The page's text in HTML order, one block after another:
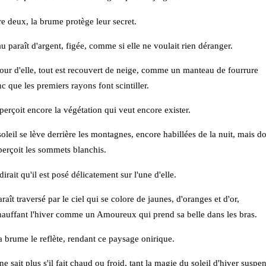
deux, la brume​​‌‌​​​‌‌​‌‌​‌‌​‌​‌‌​‌​‌‌​​‌‌​​‌‌​‌‌‌​‌​​​‌‌​‌​​‌​‌‌‌‌​​​​‌‌​​‌​‌​‌‌​​​‌‌​​‌‌​​​​​​‌‌​​​​​​‌‌​​​​​​‌‌​​​​​​‌‌​​​​​​‌‌​‌‌‌​‌‌​‌‌​‌​‌‌‌​‌​​​‌‌‌​​‌​​‌‌​‌​‌‌​‌‌​​​‌​​‌‌‌‌​​​​​‌‌​‌‌​​‌‌​​​‌​​‌‌‌​​​‌​‌‌‌‌​​​ protège leur secret.​​‌‌​​​‌‌​‌‌​‌‌​‌​‌‌​‌​‌‌​​‌‌​​‌‌​‌‌‌​‌​​​‌‌​‌​​‌​‌‌‌‌​​​​‌‌​​‌​‌​‌‌​​​‌‌​​‌‌​​​​​​‌‌​​​​​​‌‌​​​​​​‌‌​​​​​​‌‌​​​​​​‌‌​‌‌‌​‌‌​‌‌​‌​‌‌‌​‌​​​‌‌‌​​‌​​‌‌​‌​‌‌​‌‌​​​‌​​‌‌‌‌​​​​​‌‌​‌‌​​‌‌​​​‌​​‌‌‌​​​‌​‌‌‌‌​​​
paraît d'argent, figée,​​‌‌​​​‌‌​‌‌​‌‌​‌​‌‌​‌​‌‌​​‌‌​​‌‌​‌‌‌​‌​​​‌‌​‌​​‌​‌‌‌‌​​​​‌‌​​‌​‌​‌‌​​​‌‌​​‌‌​​​​​​‌‌​​​​​​‌‌​​​​​​‌‌​​​​​​‌‌​​​​​​‌‌​‌‌‌​‌‌​‌‌​‌​‌‌‌​‌​​​‌‌‌​​‌​​‌‌​‌​‌‌​‌‌​​​‌​​‌‌‌‌​​​​​‌‌​‌‌​​‌‌​​​‌​​‌‌‌​​​‌​‌‌‌‌​​​ comme si elle​​‌‌​​​‌‌​‌‌​‌‌​‌​‌‌​‌​‌‌​​‌‌​​‌‌​‌‌‌​‌​​​‌‌​‌​​‌​‌‌‌‌​​​​‌‌​​‌​‌​‌‌​​​‌‌​​‌‌​​​​​​‌‌​​​​​​‌‌​​​​​​‌‌​​​​​​‌‌​​​​​​‌‌​‌‌‌​‌‌​‌‌​‌​‌‌‌​‌​​​‌‌‌​​‌​​‌‌​‌​‌‌​‌‌​​​‌​​‌‌‌‌​​​​​‌‌​‌‌​​‌‌​​​‌​​‌‌‌​​​‌​‌‌‌‌​​​ ne voulait rien​​‌‌​​​‌‌​‌‌​‌‌​‌​‌‌​‌​‌‌​​‌‌​​‌‌​‌‌‌​‌​​​‌‌​‌​​‌​‌‌‌‌​​​​‌‌​​‌​‌​‌‌​​​‌‌​​‌‌​​​​​​‌‌​​​​​​‌‌​​​​​​‌‌​​​​​​‌‌​​​​​​‌‌​‌‌‌​‌‌​‌‌​‌​‌‌‌​‌​​​‌‌‌​​‌​​‌‌​‌​‌‌​‌‌​​​‌​​‌‌‌‌​​​​​‌‌​‌‌​​‌‌​​​‌​​‌‌‌​​​‌​‌‌‌‌​​​ déranger.
d'elle, tout est​​‌‌​​​‌‌​‌‌​‌‌​‌​‌‌​‌​‌‌​​‌‌​​‌‌​‌‌‌​‌​​​‌‌​‌​​‌​‌‌‌‌​​​​‌‌​​‌​‌​‌‌​​​‌‌​​‌‌​​​​​​‌‌​​​​​​‌‌​​​​​​‌‌​​​​​​‌‌​​​​​​‌‌​‌‌‌​‌‌​‌‌​‌​‌‌‌​‌​​​‌‌‌​​‌​​‌‌​‌​‌‌​‌‌​​​‌​​‌‌‌‌​​​​​‌‌​‌‌​​‌‌​​​‌​​‌‌‌​​​‌​‌‌‌‌​​​ recouvert de neige,​​‌‌​​​‌‌​‌‌​‌‌​‌​‌‌​‌​‌‌​​‌‌​​‌‌​‌‌‌​‌​​​‌‌​‌​​‌​‌‌‌‌​​​​‌‌​​‌​‌​‌‌​​​‌‌​​‌‌​​​​​​‌‌​​​​​​‌‌​​​​​​‌‌​​​​​​‌‌​​​​​​‌‌​‌‌‌​‌‌​‌‌​‌​‌‌‌​‌​​​‌‌‌​​‌​​‌‌​‌​‌‌​‌‌​​​‌​​‌‌‌‌​​​​​‌‌​‌‌​​‌‌​​​‌​​‌‌‌​​​‌​‌‌‌‌​​​ comme un manteau​​‌‌​​​‌‌​‌‌​‌‌​‌​‌‌​‌​‌‌​​‌‌​​‌‌​‌‌‌​‌​​​‌‌​‌​​‌​‌‌‌‌​​​​‌‌​​‌​‌​‌‌​​​‌‌​​‌‌​​​​​​‌‌​​​​​​‌‌​​​​​​‌‌​​​​​​‌‌​​​​​​‌‌​‌‌‌​‌‌​‌‌​‌​‌‌‌​‌​​​‌‌‌​​‌​​‌‌​‌​‌‌​‌‌​​​‌​​‌‌‌‌​​​​​‌‌​‌‌​​‌‌​​​‌​​‌‌‌​​​‌​‌‌‌‌​​​ de fourrure
que les premiers​​‌‌​​​‌‌​‌‌​‌‌​‌​‌‌​‌​‌‌​​‌‌​​‌‌​‌‌‌​‌​​​‌‌​‌​​‌​‌‌‌‌​​​​‌‌​​‌​‌​‌‌​​​‌‌​​‌‌​​​​​​‌‌​​​​​​‌‌​​​​​​‌‌​​​​​​‌‌​​​​​​‌‌​‌‌‌​‌‌​‌‌​‌​‌‌‌​‌​​​‌‌‌​​‌​​‌‌​‌​‌‌​‌‌​​​‌​​‌‌‌‌​​​​​‌‌​‌‌​​‌‌​​​‌​​‌‌‌​​​‌​‌‌‌‌​​​ rayons font scintiller.​​‌‌​​​‌‌​‌‌​‌‌​‌​‌‌​‌​‌‌​​‌‌​​‌‌​‌‌‌​‌​​​‌‌​‌​​‌​‌‌‌‌​​​​‌‌​​‌​‌​‌‌​​​‌‌​​‌‌​​​​​​‌‌​​​​​​‌‌​​​​​​‌‌​​​​​​‌‌​​​​​​‌‌​‌‌‌​‌‌​‌‌​‌​‌‌‌​‌​​​‌‌‌​​‌​​‌‌​‌​‌‌​‌‌​​​‌​​‌‌‌‌​​​​​‌‌​‌‌​​‌‌​​​‌​​‌‌‌​​​‌​‌‌‌‌​​​
encore la​​‌‌​​​‌‌​‌‌​‌‌​‌​‌‌​‌​‌‌​​‌‌​​‌‌​‌‌‌​‌​​​‌‌​‌​​‌​‌‌‌‌​​​​‌‌​​‌​‌​‌‌​​​‌‌​​‌‌​​​​​​‌‌​​​​​​‌‌​​​​​​‌‌​​​​​​‌‌​​​​​​‌‌​‌‌‌​‌‌​‌‌​‌​‌‌‌​‌​​​‌‌‌​​‌​​‌‌​‌​‌‌​‌‌​​​‌​​‌‌‌‌​​​​​‌‌​‌‌​​‌‌​​​‌​​‌‌‌​​​‌​‌‌‌‌​​​ végétation qui veut​​‌‌​​​‌‌​‌‌​‌‌​‌​‌‌​‌​‌‌​​‌‌​​‌‌​‌‌‌​‌​​​‌‌​‌​​‌​‌‌‌‌​​​​‌‌​​‌​‌​‌‌​​​‌‌​​‌‌​​​​​​‌‌​​​​​​‌‌​​​​​​‌‌​​​​​​‌‌​​​​​​‌‌​‌‌‌​‌‌​‌‌​‌​‌‌‌​‌​​​‌‌‌​​‌​​‌‌​‌​‌‌​‌‌​​​‌​​‌‌‌‌​​​​​‌‌​‌‌​​‌‌​​​‌​​‌‌‌​​​‌​‌‌‌‌​​​ encore exister.
se lève​​‌‌​​​‌‌​‌‌​‌‌​‌​‌‌​‌​‌‌​​‌‌​​‌‌​‌‌‌​‌​​​‌‌​‌​​‌​‌‌‌‌​​​​‌‌​​‌​‌​‌‌​​​‌‌​​‌‌​​​​​​‌‌​​​​​​‌‌​​​​​​‌‌​​​​​​‌‌​​​​​​‌‌​‌‌‌​‌‌​‌‌​‌​‌‌‌​‌​​​‌‌‌​​‌​​‌‌​‌​‌‌​‌‌​​​‌​​‌‌‌‌​​​​​‌‌​‌‌​​‌‌​​​‌​​‌‌‌​​​‌​‌‌‌‌​​​ derrière les montagnes,​​‌‌​​​‌‌​‌‌​‌‌​‌​‌‌​‌​‌‌​​‌‌​​‌‌​‌‌‌​‌​​​‌‌​‌​​‌​‌‌‌‌​​​​‌‌​​‌​‌​‌‌​​​‌‌​​‌‌​​​​​​‌‌​​​​​​‌‌​​​​​​‌‌​​​​​​‌‌​​​​​​‌‌​‌‌‌​‌‌​‌‌​‌​‌‌‌​‌​​​‌‌‌​​‌​​‌‌​‌​‌‌​‌‌​​​‌​​‌‌‌‌​​​​​‌‌​‌‌​​‌‌​​​‌​​‌‌‌​​​‌​‌‌‌‌​​​ encore habillées de​​‌‌​​​‌‌​‌‌​‌‌​‌​‌‌​‌​‌‌​​‌‌​​‌‌​‌‌‌​‌​​​‌‌​‌​​‌​‌‌‌‌​​​​‌‌​​‌​‌​‌‌​​​‌‌​​‌‌​​​​​​‌‌​​​​​​‌‌​​​​​​‌‌​​​​​​‌‌​​​​​​‌‌​‌‌‌​‌‌​‌‌​‌​‌‌‌​‌​​​‌‌‌​​‌​​‌‌​‌​‌‌​‌‌​​​‌​​‌‌‌‌​​​​​‌‌​‌‌​​‌‌​​​‌​​‌‌‌​​​‌​‌‌‌‌​​​ la nuit, mais​​‌‌​​​‌‌​‌‌​‌‌​‌​‌‌​‌​‌‌​​‌‌​​‌‌​‌‌‌​‌​​​‌‌​‌​​‌​‌‌‌‌​​​​‌‌​​‌​‌​‌‌​​​‌‌​​‌‌​​​​​​‌‌​​​​​​‌‌​​​​​​‌‌​​​​​​‌‌​​​​​​‌‌​‌‌‌​‌‌​‌‌​‌​‌‌‌​‌​​​‌‌‌​​‌​​‌‌​‌​‌‌​‌‌​​​‌​​‌‌‌‌​​​​​‌‌​‌‌​​‌‌​​​‌​​‌‌‌​​​‌​‌‌‌‌​​​
les sommets blanchis.​​‌‌​​​‌‌​‌‌​‌‌​‌​‌‌​‌​‌‌​​‌‌​​‌‌​‌‌‌​‌​​​‌‌​‌​​‌​‌‌‌‌​​​​‌‌​​‌​‌​‌‌​​​‌‌​​‌‌​​​​​​‌‌​​​​​​‌‌​​​​​​‌‌​​​​​​‌‌​​​​​​‌‌​‌‌‌​‌‌​‌‌​‌​‌‌‌​‌​​​‌‌‌​​‌​​‌‌​‌​‌‌​‌‌​​​‌​​‌‌‌‌​​​​​‌‌​‌‌​​‌‌​​​‌​​‌‌‌​​​‌​‌‌‌‌​​​
qu'il est​​‌‌​​​‌‌​‌‌​‌‌​‌​‌‌​‌​‌‌​​‌‌​​‌‌​‌‌‌​‌​​​‌‌​‌​​‌​‌‌‌‌​​​​‌‌​​‌​‌​‌‌​​​‌‌​​‌‌​​​​​​‌‌​​​​​​‌‌​​​​​​‌‌​​​​​​‌‌​​​​​​‌‌​‌‌‌​‌‌​‌‌​‌​‌‌‌​‌​​​‌‌‌​​‌​​‌‌​‌​‌‌​‌‌​​​‌​​‌‌‌‌​​​​​‌‌​‌‌​​‌‌​​​‌​​‌‌‌​​​‌​‌‌‌‌​​​ posé délicatement sur​​‌‌​​​‌‌​‌‌​‌‌​‌​‌‌​‌​‌‌​​‌‌​​‌‌​‌‌‌​‌​​​‌‌​‌​​‌​‌‌‌‌​​​​‌‌​​‌​‌​‌‌​​​‌‌​​‌‌​​​​​​‌‌​​​​​​‌‌​​​​​​‌‌​​​​​​‌‌​​​​​​‌‌​‌‌‌​‌‌​‌‌​‌​‌‌‌​‌​​​‌‌‌​​‌​​‌‌​‌​‌‌​‌‌​​​‌​​‌‌‌‌​​​​​‌‌​‌‌​​‌‌​​​‌​​‌‌‌​​​‌​‌‌‌‌​​​ l'une d'elle.
traversé par​​‌‌​​​‌‌​‌‌​‌‌​‌​‌‌​‌​‌‌​​‌‌​​‌‌​‌‌‌​‌​​​‌‌​‌​​‌​‌‌‌‌​​​​‌‌​​‌​‌​‌‌​​​‌‌​​‌‌​​​​​​‌‌​​​​​​‌‌​​​​​​‌‌​​​​​​‌‌​​​​​​‌‌​‌‌‌​‌‌​‌‌​‌​‌‌‌​‌​​​‌‌‌​​‌​​‌‌​‌​‌‌​‌‌​​​‌​​‌‌‌‌​​​​​‌‌​‌‌​​‌‌​​​‌​​‌‌‌​​​‌​‌‌‌‌​​​ le ciel qui​​‌‌​​​‌‌​‌‌​‌‌​‌​‌‌​‌​‌‌​​‌‌​​‌‌​‌‌‌​‌​​​‌‌​‌​​‌​‌‌‌‌​​​​‌‌​​‌​‌​‌‌​​​‌‌​​‌‌​​​​​​‌‌​​​​​​‌‌​​​​​​‌‌​​​​​​‌‌​​​​​​‌‌​‌‌‌​‌‌​‌‌​‌​‌‌‌​‌​​​‌‌‌​​‌​​‌‌​‌​‌‌​‌‌​​​‌​​‌‌‌‌​​​​​‌‌​‌‌​​‌‌​​​‌​​‌‌‌​​​‌​‌‌‌‌​​​ se colore de​​‌‌​​​‌‌​‌‌​‌‌​‌​‌‌​‌​‌‌​​‌‌​​‌‌​‌‌‌​‌​​​‌‌​‌​​‌​‌‌‌‌​​​​‌‌​​‌​‌​‌‌​​​‌‌​​‌‌​​​​​​‌‌​​​​​​‌‌​​​​​​‌‌​​​​​​‌‌​​​​​​‌‌​‌‌‌​‌‌​‌‌​‌​‌‌‌​‌​​​‌‌‌​​‌​​‌‌​‌​‌‌​‌‌​​​‌​​‌‌‌‌​​​​​‌‌​‌‌​​‌‌​​​‌​​‌‌‌​​​‌​‌‌‌‌​​​ jaunes, d'oranges et​​‌‌​​​‌‌​‌‌​‌‌​‌​‌‌​‌​‌‌​​‌‌​​‌‌​‌‌‌​‌​​​‌‌​‌​​‌​‌‌‌‌​​​​‌‌​​‌​‌​‌‌​​​‌‌​​‌‌​​​​​​‌‌​​​​​​‌‌​​​​​​‌‌​​​​​​‌‌​​​​​​‌‌​‌‌‌​‌‌​‌‌​‌​‌‌‌​‌​​​‌‌‌​​‌​​‌‌​‌​‌‌​‌‌​​​‌​​‌‌‌‌​​​​​‌‌​‌‌​​‌‌​​​‌​​‌‌‌​​​‌​‌‌‌‌​​​ d'or,
l'hiver​​‌‌​​​‌‌​‌‌​‌‌​‌​‌‌​‌​‌‌​​‌‌​​‌‌​‌‌‌​‌​​​‌‌​‌​​‌​‌‌‌‌​​​​‌‌​​‌​‌​‌‌​​​‌‌​​‌‌​​​​​​‌‌​​​​​​‌‌​​​​​​‌‌​​​​​​‌‌​​​​​​‌‌​‌‌‌​‌‌​‌‌​‌​‌‌‌​‌​​​‌‌‌​​‌​​‌‌​‌​‌‌​‌‌​​​‌​​‌‌‌‌​​​​​‌‌​‌‌​​‌‌​​​‌​​‌‌‌​​​‌​‌‌‌‌​​​ comme un Amoureux​​‌‌​​​‌‌​‌‌​‌‌​‌​‌‌​‌​‌‌​​‌‌​​‌‌​‌‌‌​‌​​​‌‌​‌​​‌​‌‌‌‌​​​​‌‌​​‌​‌​‌‌​​​‌‌​​‌‌​​​​​​‌‌​​​​​​‌‌​​​​​​‌‌​​​​​​‌‌​​​​​​‌‌​‌‌‌​‌‌​‌‌​‌​‌‌‌​‌​​​‌‌‌​​‌​​‌‌​‌​‌‌​‌‌​​​‌​​‌‌‌‌​​​​​‌‌​‌‌​​‌‌​​​‌​​‌‌‌​​​‌​‌‌‌‌​​​ qui prend sa​​‌‌​​​‌‌​‌‌​‌‌​‌​‌‌​‌​‌‌​​‌‌​​‌‌​‌‌‌​‌​​​‌‌​‌​​‌​‌‌‌‌​​​​‌‌​​‌​‌​‌‌​​​‌‌​​‌‌​​​​​​‌‌​​​​​​‌‌​​​​​​‌‌​​​​​​‌‌​​​​​​‌‌​‌‌‌​‌‌​‌‌​‌​‌‌‌​‌​​​‌‌‌​​‌​​‌‌​‌​‌‌​‌‌​​​‌​​‌‌‌‌​​​​​‌‌​‌‌​​‌‌​​​‌​​‌‌‌​​​‌​‌‌‌‌​​​ belle dans les​​‌‌​​​‌‌​‌‌​‌‌​‌​‌‌​‌​‌‌​​‌‌​​‌‌​‌‌‌​‌​​​‌‌​‌​​‌​‌‌‌‌​​​​‌‌​​‌​‌​‌‌​​​‌‌​​‌‌​​​​​​‌‌​​​​​​‌‌​​​​​​‌‌​​​​​​‌‌​​​​​​‌‌​‌‌‌​‌‌​‌‌​‌​‌‌‌​‌​​​‌‌‌​​‌​​‌‌​‌​‌‌​‌‌​​​‌​​‌‌‌‌​​​​​‌‌​‌‌​​‌‌​​​‌​​‌‌‌​​​‌​‌‌‌‌​​​ bras.
brume le​​‌‌​​​‌‌​‌‌​‌‌​‌​‌‌​‌​‌‌​​‌‌​​‌‌​‌‌‌​‌​​​‌‌​‌​​‌​‌‌‌‌​​​​‌‌​​‌​‌​‌‌​​​‌‌​​‌‌​​​​​​‌‌​​​​​​‌‌​​​​​​‌‌​​​​​​‌‌​​​​​​‌‌​‌‌‌​‌‌​‌‌​‌​‌‌‌​‌​​​‌‌‌​​‌​​‌‌​‌​‌‌​‌‌​​​‌​​‌‌‌‌​​​​​‌‌​‌‌​​‌‌​​​‌​​‌‌‌​​​‌​‌‌‌‌​​​ reflète, rendant ce​​‌‌​​​‌‌​‌‌​‌‌​‌​‌‌​‌​‌‌​​‌‌​​‌‌​‌‌‌​‌​​​‌‌​‌​​‌​‌‌‌‌​​​​‌‌​​‌​‌​‌‌​​​‌‌​​‌‌​​​​​​‌‌​​​​​​‌‌​​​​​​‌‌​​​​​​‌‌​​​​​​‌‌​‌‌‌​‌‌​‌‌​‌​‌‌‌​‌​​​‌‌‌​​‌​​‌‌​‌​‌‌​‌‌​​​‌​​‌‌‌‌​​​​​‌‌​‌‌​​‌‌​​​‌​​‌‌‌​​​‌​‌‌‌‌​​​ paysage onirique.
sait plus​​‌‌​​​‌‌​‌‌​‌‌​‌​‌‌​‌​‌‌​​‌‌​​‌‌​‌‌‌​‌​​​‌‌​‌​​‌​‌‌‌‌​​​​‌‌​​‌​‌​‌‌​​​‌‌​​‌‌​​​​​​‌‌​​​​​​‌‌​​​​​​‌‌​​​​​​‌‌​​​​​​‌‌​‌‌‌​‌‌​‌‌​‌​‌‌‌​‌​​​‌‌‌​​‌​​‌‌​‌​‌‌​‌‌​​​‌​​‌‌‌‌​​​​​‌‌​‌‌​​‌‌​​​‌​​‌‌‌​​​‌​‌‌‌‌​​​ s'il fait chaud​​‌‌​​​‌‌​‌‌​‌‌​‌​‌‌​‌​‌‌​​‌‌​​‌‌​‌‌‌​‌​​​‌‌​‌​​‌​‌‌‌‌​​​​‌‌​​‌​‌​‌‌​​​‌‌​​‌‌​​​​​​‌‌​​​​​​‌‌​​​​​​‌‌​​​​​​‌‌​​​​​​‌‌​‌‌‌​‌‌​‌‌​‌​‌‌‌​‌​​​‌‌‌​​‌​​‌‌​‌​‌‌​‌‌​​​‌​​‌‌‌‌​​​​​‌‌​‌‌​​‌‌​​​‌​​‌‌‌​​​‌​‌‌‌‌​​​ ou froid, tant​​‌‌​​​‌‌​‌‌​‌‌​‌​‌‌​‌​‌‌​​‌‌​​‌‌​‌‌‌​‌​​​‌‌​‌​​‌​‌‌‌‌​​​​‌‌​​‌​‌​‌‌​​​‌‌​​‌‌​​​​​​‌‌​​​​​​‌‌​​​​​​‌‌​​​​​​‌‌​​​​​​‌‌​‌‌‌​‌‌​‌‌​‌​‌‌‌​‌​​​‌‌‌​​‌​​‌‌​‌​‌‌​‌‌​​​‌​​‌‌‌‌​​​​​‌‌​‌‌​​‌‌​​​‌​​‌‌‌​​​‌​‌‌‌‌​​​ la magie du​​‌‌​​​‌‌​‌‌​‌‌​‌​‌‌​‌​‌‌​​‌‌​​‌‌​‌‌‌​‌​​​‌‌​‌​​‌​‌‌‌‌​​​​‌‌​​‌​‌​‌‌​​​‌‌​​‌‌​​​​​​‌‌​​​​​​‌‌​​​​​​‌‌​​​​​​‌‌​​​​​​‌‌​‌‌‌​‌‌​‌‌​‌​‌‌‌​‌​​​‌‌‌​​‌​​‌‌​‌​‌‌​‌‌​​​‌​​‌‌‌‌​​​​​‌‌​‌‌​​‌‌​​​‌​​‌‌‌​​​‌​‌‌‌‌​​​ soleil d'hiver